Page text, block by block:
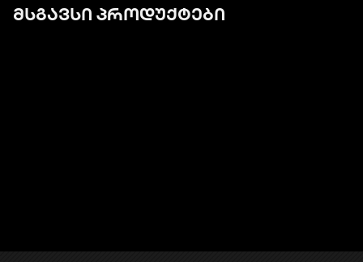
მსგავსი პროდუქტები